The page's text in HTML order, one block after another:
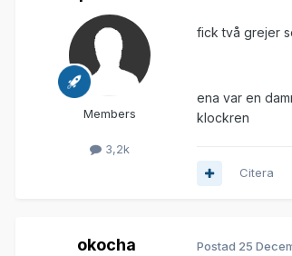
Members
3,2k
fick två grejer
ena var en
klockren
Citera
okocha Postad 25